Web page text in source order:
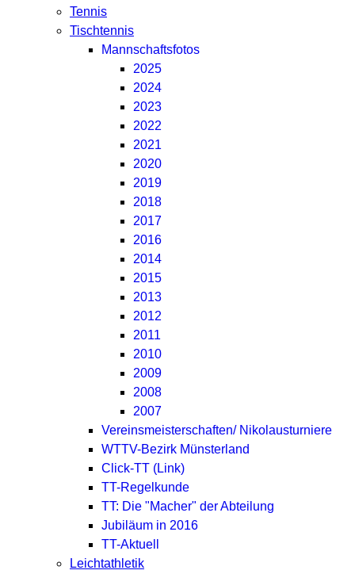
Tennis
Tischtennis
Mannschaftsfotos
2025
2024
2023
2022
2021
2020
2019
2018
2017
2016
2014
2015
2013
2012
2011
2010
2009
2008
2007
Vereinsmeisterschaften/ Nikolausturniere
WTTV-Bezirk Münsterland
Click-TT (Link)
TT-Regelkunde
TT: Die "Macher" der Abteilung
Jubiläum in 2016
TT-Aktuell
Leichtathletik